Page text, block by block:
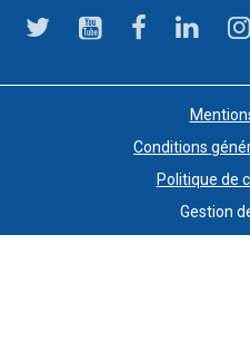
Conditions
Politique de
Gestion